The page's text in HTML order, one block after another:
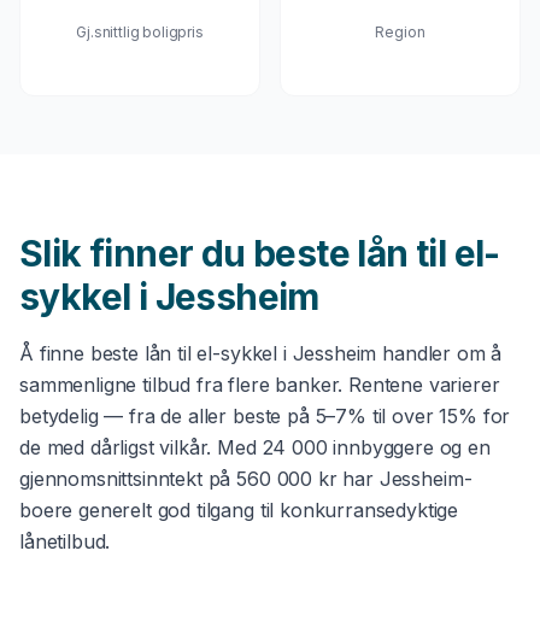
Gj.snittlig boligpris Region
Slik finner du beste lån til el-
sykkel i Jessheim
Å finne beste lån til el-sykkel i Jessheim handler om å
sammenligne tilbud fra flere banker. Rentene varierer
betydelig — fra de aller beste på 5–7% til over 15% for
de med dårligst vilkår. Med 24 000 innbyggere og en
gjennomsnittsinntekt på560 000 krhar Jessheim-
boere generelt god tilgang til konkurransedyktige
lånetilbud.